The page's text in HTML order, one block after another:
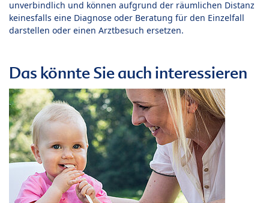
unverbindlich und können aufgrund der räumlichen Distanz
keinesfalls eine Diagnose oder Beratung für den Einzelfall
darstellen oder einen Arztbesuch ersetzen.
Das könnte Sie auch interessieren